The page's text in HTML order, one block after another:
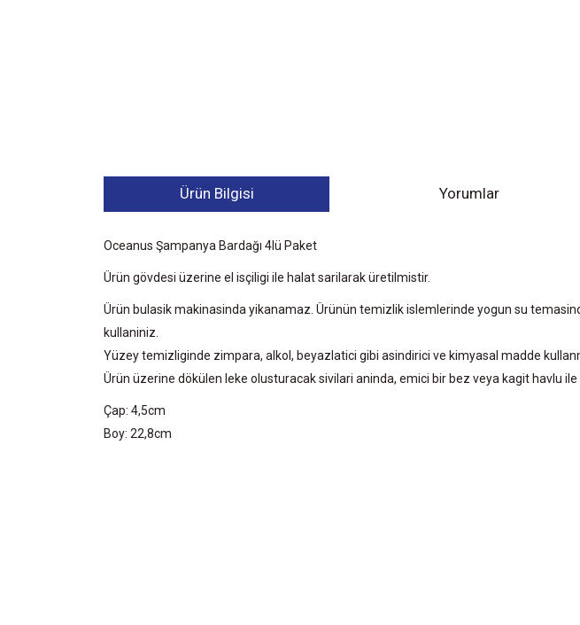
Ürün Bilgisi Yorumlar
Oceanus Şampanya Bardağı 4lü Paket
Ürün gövdesi üzerine el isçiligi ile halat sarilarak üretilmistir.
Ürün bulasik makinasinda yikanamaz. Ürünün temizlik islemlerinde yogun su
kullaniniz.
Yüzey temizliginde zimpara, alkol, beyazlatici gibi asindirici ve kimyasal madde
Ürün üzerine dökülen leke olusturacak sivilari aninda, emici bir bez veya kagit havlu
Çap: 4,5cm
Boy: 22,8cm